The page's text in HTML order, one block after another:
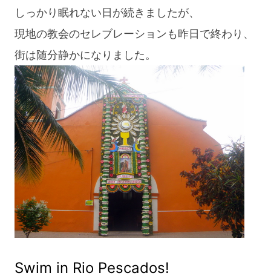
しっかり眠れない日が続きましたが、
現地の教会のセレブレーションも昨日で終わり、
街は随分静かになりました。
Swim in Rio Pescados!